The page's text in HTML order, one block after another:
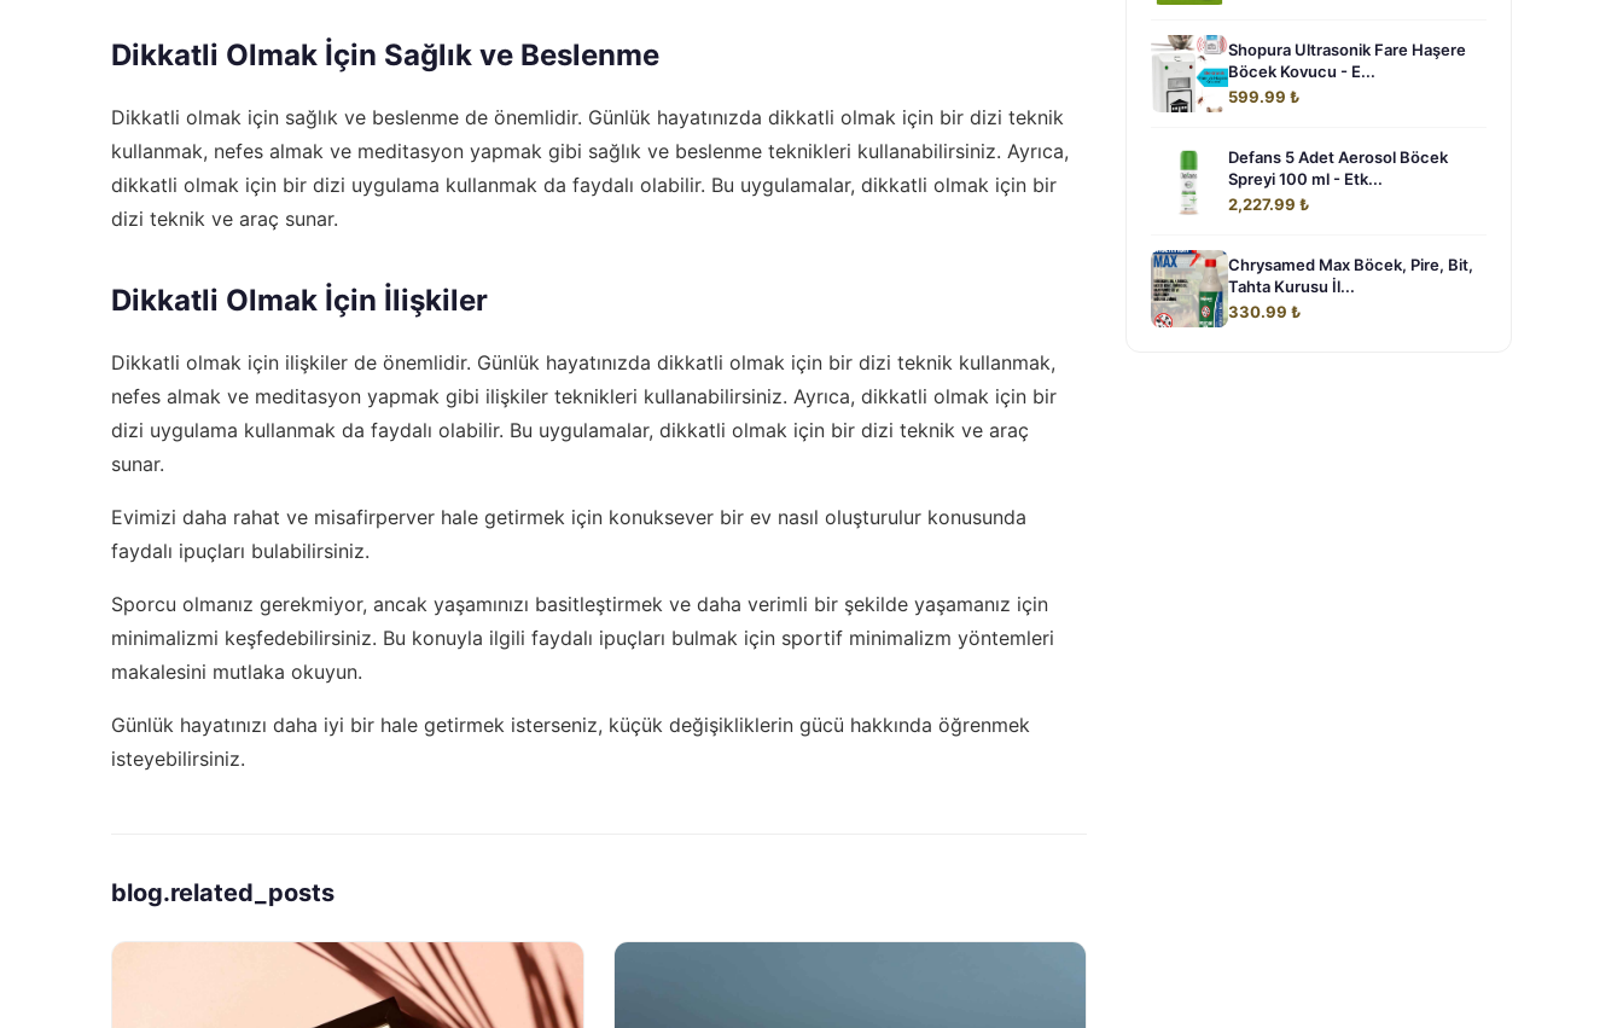
Dikkatli Olmak İçin Sağlık ve Beslenme
Dikkatli olmak için sağlık ve beslenme de önemlidir. Günlük hayatınızda dikkatli olmak için bir dizi teknik
kullanmak, nefes almak ve meditasyon yapmak gibi sağlık ve beslenme teknikleri kullanabilirsiniz. Ayrıca,
dikkatli olmak için bir dizi uygulama kullanmak da faydalı olabilir. Bu uygulamalar, dikkatli olmak için bir
dizi teknik ve araç sunar.
Dikkatli Olmak İçin İlişkiler
Dikkatli olmak için ilişkiler de önemlidir. Günlük hayatınızda dikkatli olmak için bir dizi teknik kullanmak,
nefes almak ve meditasyon yapmak gibi ilişkiler teknikleri kullanabilirsiniz. Ayrıca, dikkatli olmak için bir
dizi uygulama kullanmak da faydalı olabilir. Bu uygulamalar, dikkatli olmak için bir dizi teknik ve araç
sunar.
Evimizi daha rahat ve misafirperver hale getirmek için konuksever bir ev nasıl oluşturulur konusunda
faydalı ipuçları bulabilirsiniz.
Sporcu olmanız gerekmiyor, ancak yaşamınızı basitleştirmek ve daha verimli bir şekilde yaşamanız için
minimalizmi keşfedebilirsiniz. Bu konuyla ilgili faydalı ipuçları bulmak için sportif minimalizm yöntemleri
makalesini mutlaka okuyun.
Günlük hayatınızı daha iyi bir hale getirmek isterseniz, küçük değişikliklerin gücü hakkında öğrenmek
isteyebilirsiniz.
blog.related_posts
Shopura Ultrasonik Fare Haşere
Böcek Kovucu - E...
599.99 ₺
Defans 5 Adet Aerosol Böcek
Spreyi 100 ml - Etk...
2,227.99 ₺
Chrysamed Max Böcek, Pire, Bit,
Tahta Kurusu İl...
330.99 ₺